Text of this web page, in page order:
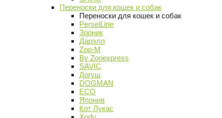
Переноски для кошек и собак
Переноски для кошек и собак
PerseiLine
Зооник
Дарэлл
Zoo-M
By Zooexpress
SAVIC
Догуш
DOGMAN
ECO
Япония
Кот Лукас